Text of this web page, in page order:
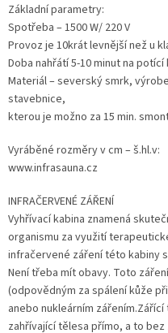
Základní parametry:
Spotřeba – 1500 W/ 220 V
Provoz je 10krát levnější než u
Doba nahřátí 5-10 minut na potící
Materiál – severský smrk,
stavebnice,
kterou je možno za 15 min.
Vyráběné rozměry v cm – š.hl.v:
www.infrasauna.cz
INFRAČERVENÉ ZÁŘENÍ
Vyhřívací kabina znamená
organismu za využití
infračervené záření této kabiny
Není třeba mít obavy. Toto
(odpovědným za spálení kůže
anebo nukleárním
zahřívající tělesa přímo, a to